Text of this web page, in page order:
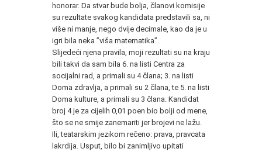
honorar. Da stvar bude bolja, članovi komisije
su rezultate svakog kandidata predstavili sa, ni
više ni manje, nego dvije decimale, kao da je u
igri bila neka ”viša matematika”.
Slijedeći njena pravila, moji rezultati su na kraju
bili takvi da sam bila 6. na listi Centra za
socijalni rad, a primali su 4 člana; 3. na listi
Doma zdravlja, a primali su 2 člana, te 5. na listi
Doma kulture, a primali su 3 člana. Kandidat
broj 4 je za cijelih 0,01 poen bio bolji od mene,
što se ne smije zanemariti jer brojevi ne lažu.
Ili, teatarskim jezikom rečeno: prava, pravcata
lakrdija. Usput, bilo bi zanimljivo upitati